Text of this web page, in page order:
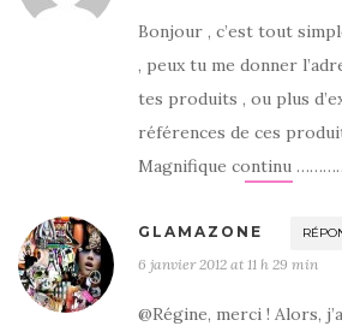
Bonjour , c’est tout
, peux tu me donner
tes produits , ou plus
références de ces
Magnifique continu
GLAMAZONE
6 janvier 2012 at 11 h 29 min
@Régine, merci ! Alors,